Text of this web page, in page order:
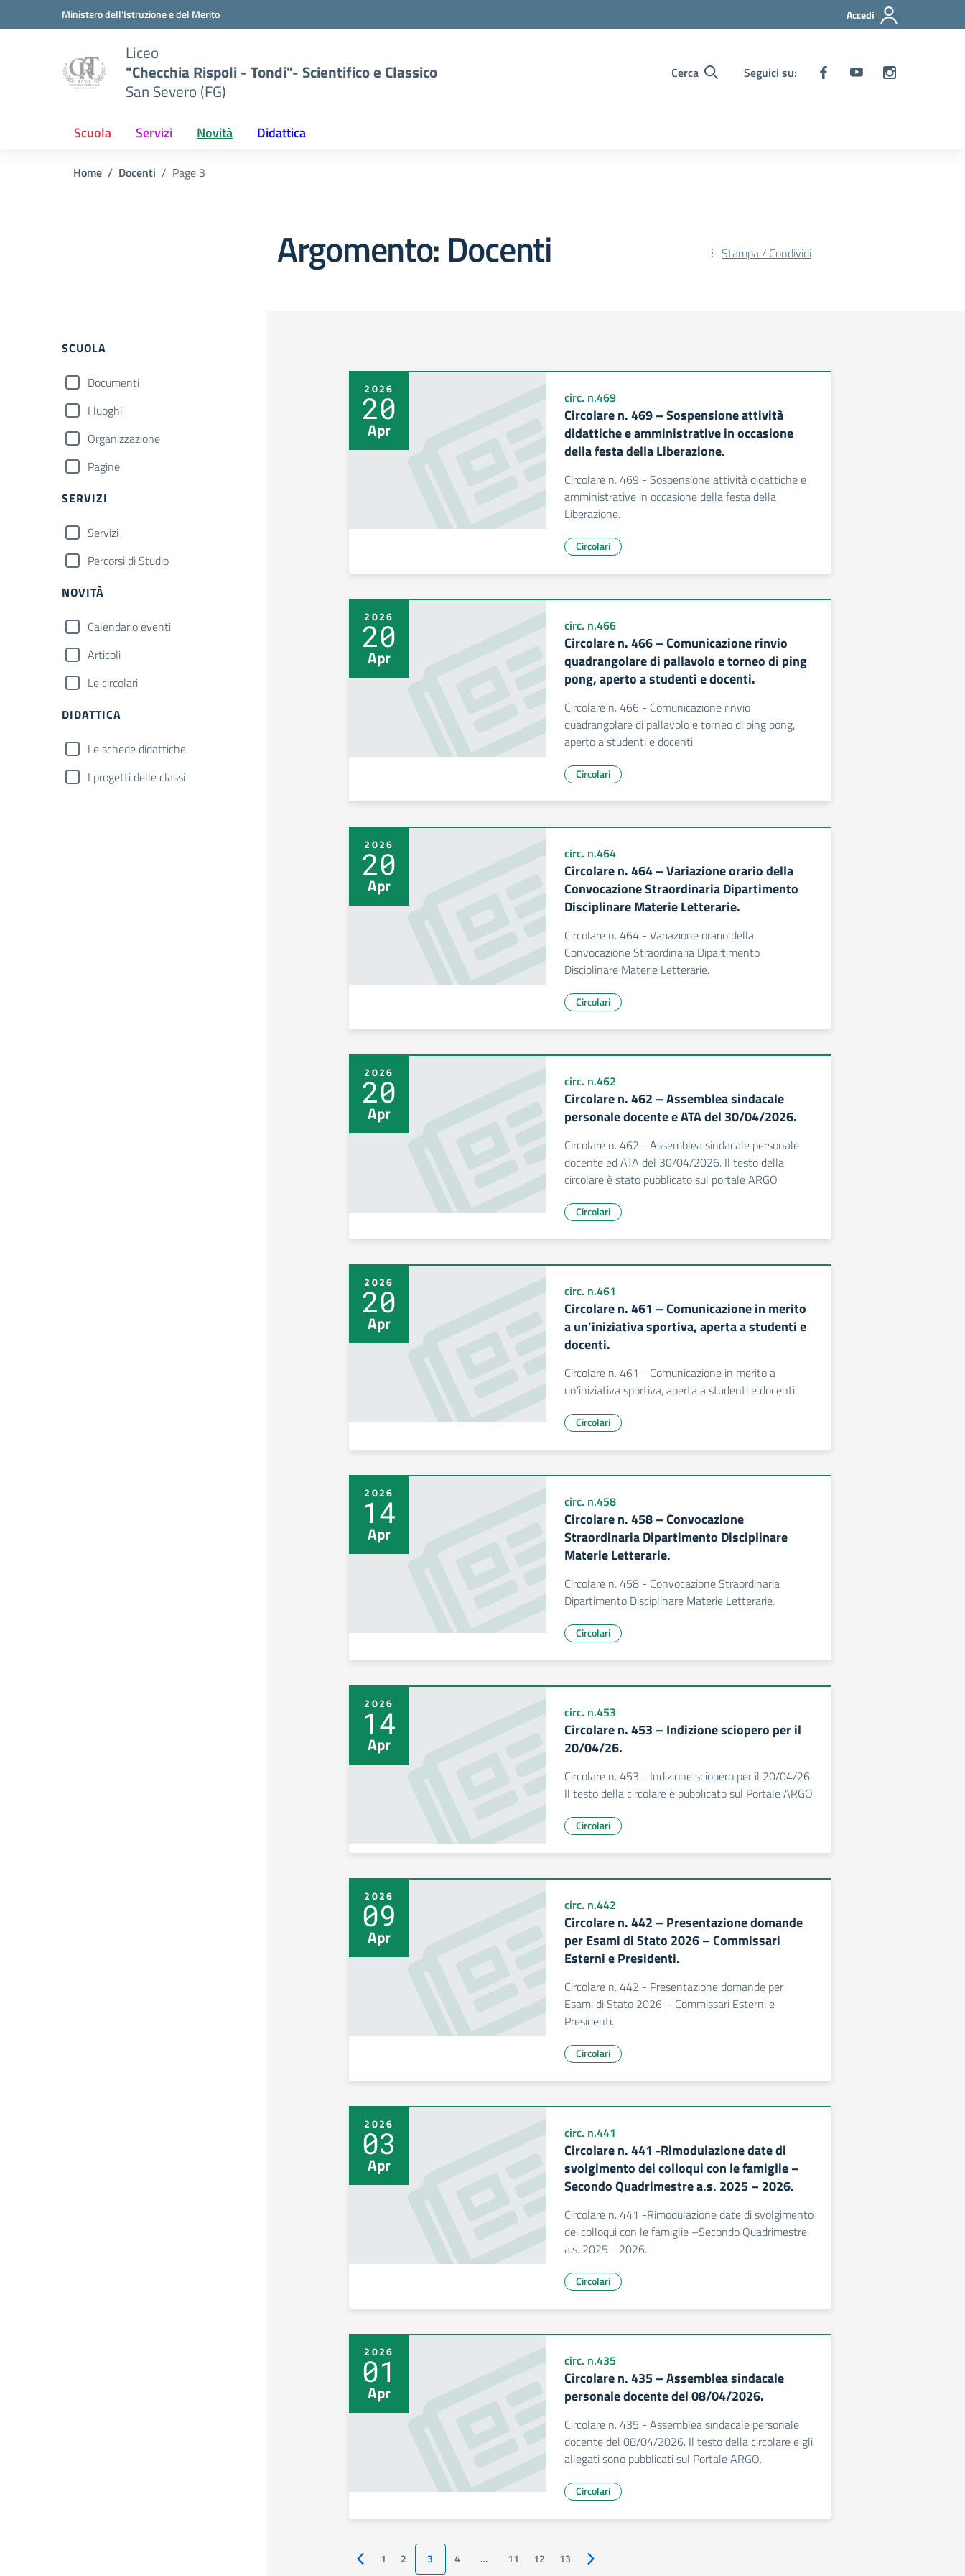
Vai ai contenuti
Vai al menu di navigazioneMinistero dell'Istruzione e del Merito Accedi
Liceo
"Checchia Rispoli - Tondi"- Scientifico e Classico
San Severo (FG)
Cerca Seguici su:
Scuola Servizi Novità Didattica
Home Docenti Page 3
Argomento: Docenti Stampa / Condividi
Filtri
SCUOLA
Documenti
I luoghi
Organizzazione
Pagine
SERVIZI
Servizi
Percorsi di Studio
NOVITÀ
Calendario eventi
Articoli
Le circolari
DIDATTICA
Le schede didattiche
I progetti delle classi
2026
20
Apr
circ. n.469
Circolare n. 469 – Sospensione attività
didattiche e amministrative in occasione
della festa della Liberazione.
Circolare n. 469 - Sospensione attività didattiche e
amministrative in occasione della festa della
Liberazione.
Circolari
2026
20
Apr
circ. n.466
Circolare n. 466 – Comunicazione rinvio
quadrangolare di pallavolo e torneo di ping
pong, aperto a studenti e docenti.
Circolare n. 466 - Comunicazione rinvio
quadrangolare di pallavolo e torneo di ping pong,
aperto a studenti e docenti.
Circolari
2026
20
Apr
circ. n.464
Circolare n. 464 – Variazione orario della
Convocazione Straordinaria Dipartimento
Disciplinare Materie Letterarie.
Circolare n. 464 - Variazione orario della
Convocazione Straordinaria Dipartimento
Disciplinare Materie Letterarie.
Circolari
2026
20
Apr
circ. n.462
Circolare n. 462 – Assemblea sindacale
personale docente e ATA del 30/04/2026.
Circolare n. 462 - Assemblea sindacale personale
docente ed ATA del 30/04/2026. Il testo della
circolare è stato pubblicato sul portale ARGO
Circolari
2026
20
Apr
circ. n.461
Circolare n. 461 – Comunicazione in merito
a un’iniziativa sportiva, aperta a studenti e
docenti.
Circolare n. 461 - Comunicazione in merito a
un’iniziativa sportiva, aperta a studenti e docenti.
Circolari
2026
14
Apr
circ. n.458
Circolare n. 458 – Convocazione
Straordinaria Dipartimento Disciplinare
Materie Letterarie.
Circolare n. 458 - Convocazione Straordinaria
Dipartimento Disciplinare Materie Letterarie.
Circolari
2026
14
Apr
circ. n.453
Circolare n. 453 – Indizione sciopero per il
20/04/26.
Circolare n. 453 - Indizione sciopero per il 20/04/26.
Il testo della circolare è pubblicato sul Portale ARGO
Circolari
2026
09
Apr
circ. n.442
Circolare n. 442 – Presentazione domande
per Esami di Stato 2026 – Commissari
Esterni e Presidenti.
Circolare n. 442 - Presentazione domande per
Esami di Stato 2026 – Commissari Esterni e
Presidenti.
Circolari
2026
03
Apr
circ. n.441
Circolare n. 441 -Rimodulazione date di
svolgimento dei colloqui con le famiglie –
Secondo Quadrimestre a.s. 2025 – 2026.
Circolare n. 441 -Rimodulazione date di svolgimento
dei colloqui con le famiglie –Secondo Quadrimestre
a.s. 2025 - 2026.
Circolari
2026
01
Apr
circ. n.435
Circolare n. 435 – Assemblea sindacale
personale docente del 08/04/2026.
Circolare n. 435 - Assemblea sindacale personale
docente del 08/04/2026. Il testo della circolare e gli
allegati sono pubblicati sul Portale ARGO.
Circolari
Pagina precedente
1 2 3 4 … 11 12 13 Pagina successiva